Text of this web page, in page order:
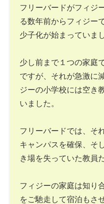
フリーバードがフィジ
る数年前からフィジー
少子化が始まっていま
少し前まで１つの家庭
ですが、それが急激に
ジーの小学校には空き
いました。
フリーバードでは、そ
キャンパスを確保、そ
き場を失っていた教員
フィジーの家庭は知り
をご馳走して宿泊もさ